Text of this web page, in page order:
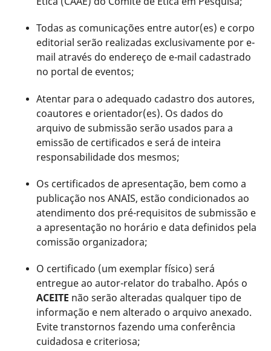
Todas as comunicações entre autor(es) e corpo
editorial serão realizadas exclusivamente por e-
mail através do endereço de e-mail cadastrado
no portal de eventos;
Atentar para o adequado cadastro dos autores,
coautores e orientador(es). Os dados do
arquivo de submissão serão usados para a
emissão de certificados e será de inteira
responsabilidade dos mesmos;
Os certificados de apresentação, bem como a
publicação nos ANAIS, estão condicionados ao
atendimento dos pré-requisitos de submissão e
a apresentação no horário e data definidos pela
comissão organizadora;
O certificado (um exemplar físico) será
entregue ao autor-relator do trabalho. Após o
ACEITE não serão alteradas qualquer tipo de
informação e nem alterado o arquivo anexado.
Evite transtornos fazendo uma conferência
cuidadosa e criteriosa;